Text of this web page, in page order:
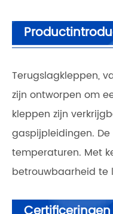
Terugslagkleppen,
zijn ontworpen om
kleppen zijn
gaspijpleidingen.
temperaturen. Met
betrouwbaarheid te